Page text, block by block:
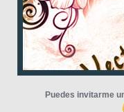
Puedes invitarme